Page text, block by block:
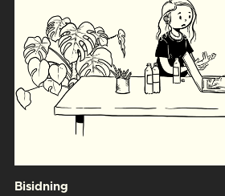
Bisidning